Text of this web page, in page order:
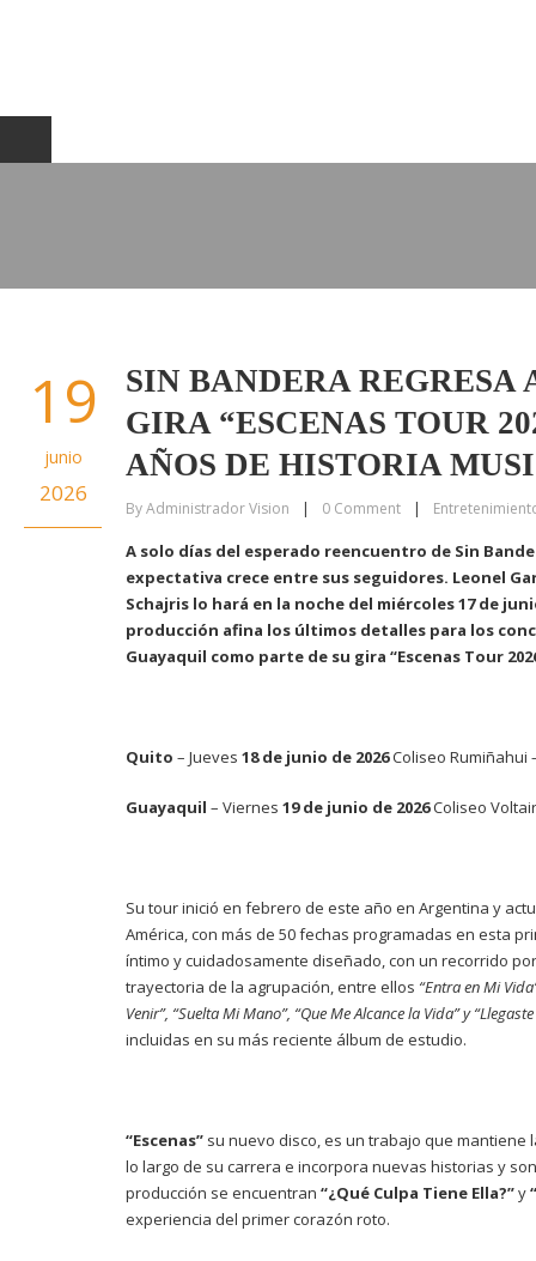
19
junio
2026
SIN BANDERA REGRESA
GIRA “ESCENAS TOUR
AÑOS DE HISTORIA
ByAdministrador Vision | 0 Comment |
A solo días del esperado reencuentro de Sin
expectativa crece entre sus seguidores. Leonel
Schajris lo hará en la noche del miércoles 17 de
producción afina los últimos detalles para los
Guayaquil como parte de su gira “Escenas Tour
Quito – Jueves 18 de junio de 2026Coliseo Rumiñahui
Guayaquil – Viernes 19 de junio de 2026Coliseo
Su tour inició en febrero de este año en Argentina y
América, con más de 50 fechas programadas en esta
íntimo y cuidadosamente diseñado, con un recorrido
trayectoria de la agrupación, entre ellos “Entra en Mi
Venir”, “Suelta Mi Mano”, “Que Me Alcance la Vida” y “Llegaste
incluidas en su más reciente álbum de estudio.
“Escenas” su nuevo disco, es un trabajo que
lo largo de su carrera e incorpora nuevas historias y
producción se encuentran “¿Qué Culpa Tiene Ella?”y
experiencia del primer corazón roto.